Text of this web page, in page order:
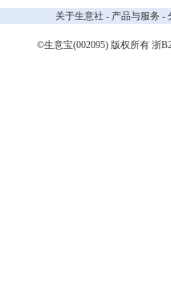
关于生意社 - 产品与服务 -
©生意宝(002095) 版权所有 浙